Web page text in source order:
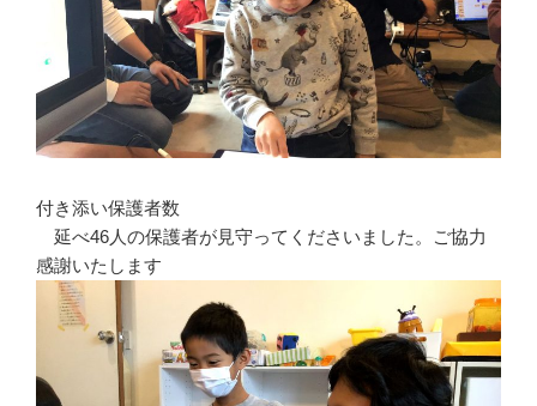
付き添い保護者数
延べ46人の保護者が見守ってくださいました。ご協力
感謝いたします